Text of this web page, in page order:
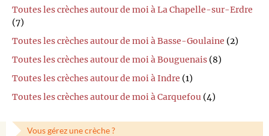
Toutes les crèches autour de moi à La Chapelle-sur-Erdre
(7)
Toutes les crèches autour de moi à Basse-Goulaine (2)
Toutes les crèches autour de moi à Bouguenais (8)
Toutes les crèches autour de moi à Indre (1)
Toutes les crèches autour de moi à Carquefou (4)
Vous gérez une crèche ?